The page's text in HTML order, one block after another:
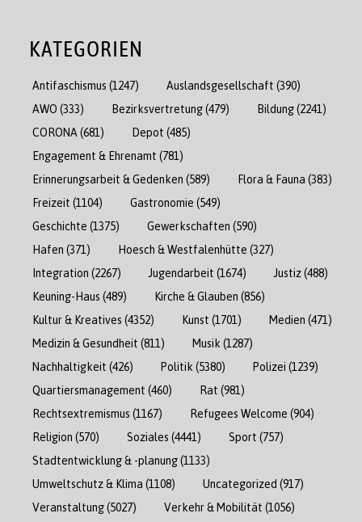
KATEGORIEN
Antifaschismus (1247) Auslandsgesellschaft (390)
AWO (333) Bezirksvertretung(479) Bildung(2241)
CORONA (681) Depot (485)
Engagement & Ehrenamt (781)
Erinnerungsarbeit & Gedenken (589) Flora & Fauna (383)
Freizeit (1104) Gastronomie (549)
Geschichte (1375) Gewerkschaften (590)
Hafen (371) Hoesch & Westfalenhütte (327)
Integration (2267) Jugendarbeit (1674) Justiz(488)
Keuning-Haus (489) Kirche & Glauben (856)
Kultur & Kreatives (4352) Kunst (1701) Medien (471)
Medizin & Gesundheit (811) Musik (1287)
Nachhaltigkeit (426) Politik (5380) Polizei (1239)
Quartiersmanagement (460) Rat (981)
Rechtsextremismus (1167) Refugees Welcome (904)
Religion (570) Soziales (4441) Sport (757)
Stadtentwicklung & -planung(1133)
Umweltschutz & Klima (1108) Uncategorized (917)
Veranstaltung(5027) Verkehr & Mobilität (1056)